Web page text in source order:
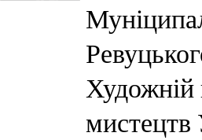
Художній